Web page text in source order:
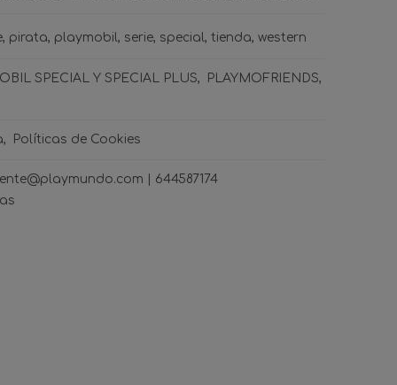
pirata playmobil serie special tienda western
SPECIAL Y SPECIAL PLUS
PLAYMOFRIENDS
Políticas de Cookies
| 644587174